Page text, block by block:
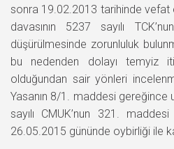
sonra 19.02.2013 tarihinde vefat
davasının 5237 sayılı
düşürülmesinde zorunluluk
bu nedenden dolayı temyiz
olduğundan sair yönleri
Yasanın 8/1. maddesi gereğince
sayılı CMUK’nun 321.
26.05.2015 gününde oybirliği ile